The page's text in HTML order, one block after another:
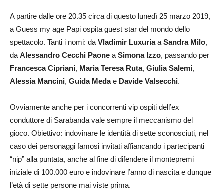
A partire dalle ore 20.35 circa di questo lunedì 25 marzo 2019,
a Guess my age Papi ospita guest star del mondo dello
spettacolo. Tanti i nomi: da Vladimir Luxuriaa Sandra Milo,
da Alessandro Cecchi Paone a Simona Izzo, passando per
Francesca Cipriani, Maria Teresa Ruta, Giulia Salemi,
Alessia Mancini, Guida Medae Davide Valsecchi.
Ovviamente anche per i concorrenti vip ospiti dell’ex
conduttore di Sarabanda vale sempre il meccanismo del
gioco. Obiettivo: indovinare le identità di sette sconosciuti, nel
caso dei personaggi famosi invitati affiancando i partecipanti
“nip” alla puntata, anche al fine di difendere il montepremi
iniziale di 100.000 euro e indovinare l’anno di nascita e dunque
l’età di sette persone mai viste prima.